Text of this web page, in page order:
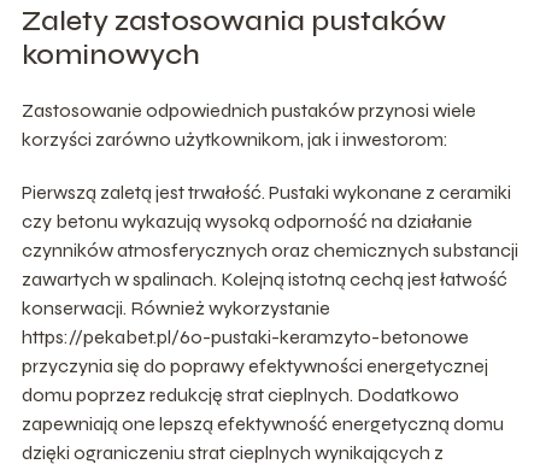
Zalety zastosowania pustaków
kominowych
Zastosowanie odpowiednich pustaków przynosi wiele
korzyści zarówno użytkownikom, jak i inwestorom:
Pierwszą zaletą jest trwałość. Pustaki wykonane z ceramiki
czy betonu wykazują wysoką odporność na działanie
czynników atmosferycznych oraz chemicznych substancji
zawartych w spalinach. Kolejną istotną cechą jest łatwość
konserwacji. Również wykorzystanie
https://pekabet.pl/60-pustaki-keramzyto-betonowe
przyczynia się do poprawy efektywności energetycznej
domu poprzez redukcję strat cieplnych. Dodatkowo
zapewniają one lepszą efektywność energetyczną domu
dzięki ograniczeniu strat cieplnych wynikających z